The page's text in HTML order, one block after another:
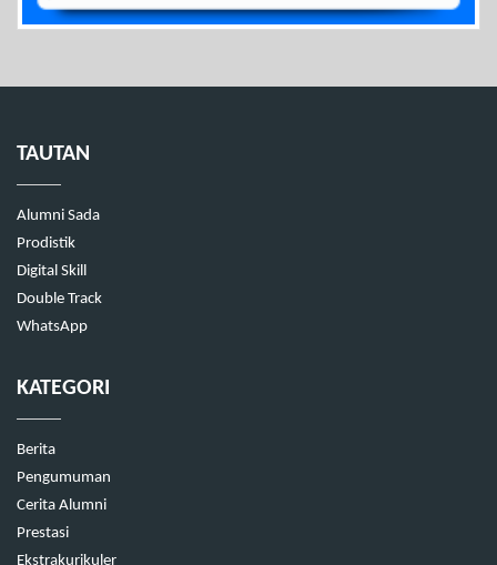
TAUTAN
Alumni Sada
Prodistik
Digital Skill
Double Track
WhatsApp
KATEGORI
Berita
Pengumuman
Cerita Alumni
Prestasi
Ekstrakurikuler